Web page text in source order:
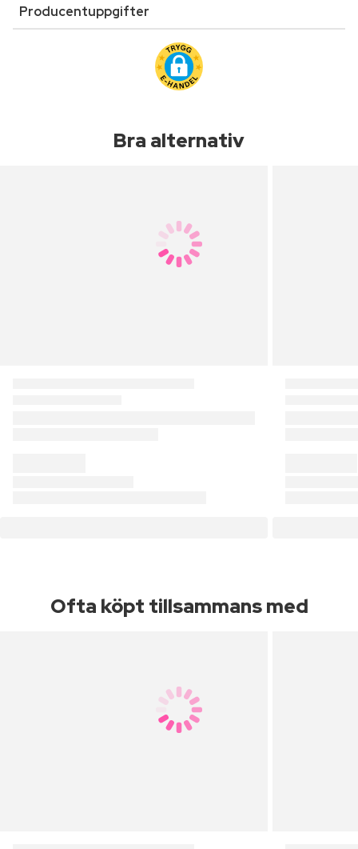
Producentuppgifter
Bra alternativ
Ofta köpt tillsammans med